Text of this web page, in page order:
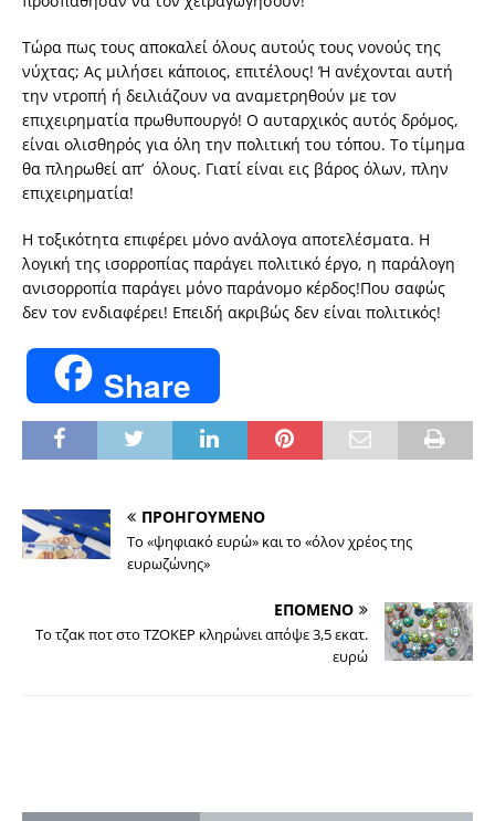
Τώρα πως τους αποκαλεί όλους αυτούς τους νονούς της
νύχτας; Ας μιλήσει κάποιος, επιτέλους! Ή ανέχονται αυτή
την ντροπή ή δειλιάζουν να αναμετρηθούν με τον
επιχειρηματία πρωθυπουργό! Ο αυταρχικός αυτός δρόμος,
είναι ολισθηρός για όλη την πολιτική του τόπου. Το τίμημα
θα πληρωθεί απ’ όλους. Γιατί είναι εις βάρος όλων, πλην
επιχειρηματία!
Η τοξικότητα επιφέρει μόνο ανάλογα αποτελέσματα. Η
λογική της ισορροπίας παράγει πολιτικό έργο, η παράλογη
ανισορροπία παράγει μόνο παράνομο κέρδος!Που σαφώς
δεν τον ενδιαφέρει! Επειδή ακριβώς δεν είναι πολιτικός!
Share
ΠΡΟΗΓΟΥΜΕΝΟ
Το «ψηφιακό ευρώ» και το «όλον χρέος της
ευρωζώνης»
ΕΠΟΜΕΝΟ
Το τζακ ποτ στο ΤΖΟΚΕΡ κληρώνει απόψε 3,5 εκατ.
ευρώ